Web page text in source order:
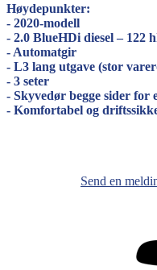
Høydepunkter:
- 2020-modell
- 2.0 BlueHDi diesel – 122
- Automatgir
- L3 lang utgave (stor
- 3 seter
- Skyvedør begge sider for
- Komfortabel og
Send en